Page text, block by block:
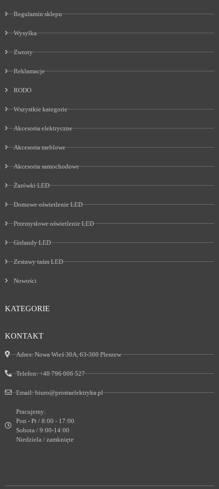
Regulamin sklepu
Wysyłka
Zwroty
Reklamacje
RODO
Wszystkie kategorie
Akcesoria elektryczne
Akcesoria meblowe
Akcesoria samochodowe
Żarówki LED
Domowe oświetlenie LED
Przemysłowe oświetlenie LED
Girlandy LED
Zestawy taśm LED
Nowości
KATEGORIE
KONTAKT
Adres:Nowa Wieś 30A, 63-300 Pleszew
Telefon:+48 796 006 527
Email:biuro@prostaelektryka.pl
Pracujemy:
Pon - Pt / 8:00 - 17:00
Sobota / 9:00-14:00
Niedziela / zamknięte